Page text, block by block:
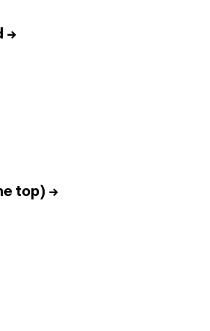
→
top) →